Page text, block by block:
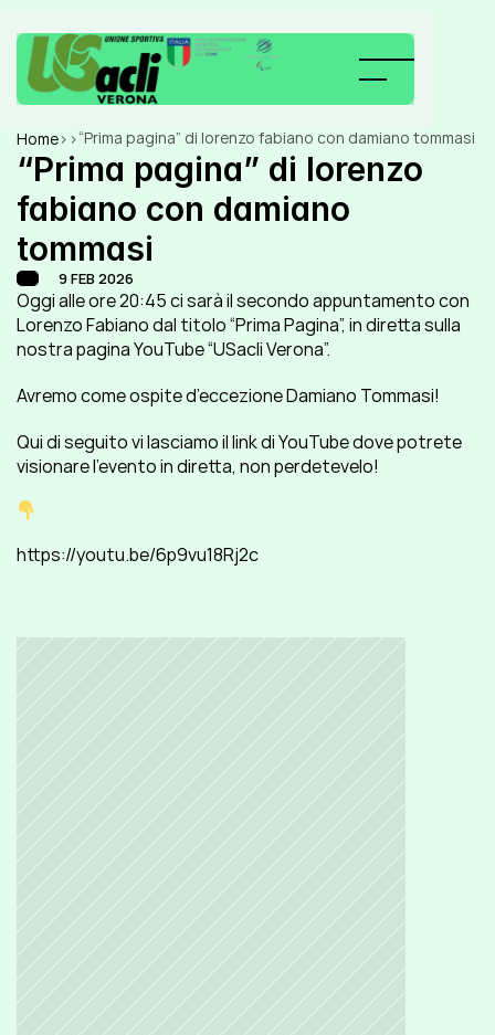
Home> >“Prima pagina” di lorenzo fabiano con damiano tommasi
“Prima pagina” di lorenzo
fabiano con damiano
tommasi
9 FEB 2026
Oggi alle ore 20:45 ci sarà il secondo appuntamento con
Lorenzo Fabiano dal titolo “Prima Pagina”, in diretta sulla
nostra pagina YouTube “USacli Verona”.
Avremo come ospite d’eccezione Damiano Tommasi!
Qui di seguito vi lasciamo il link di YouTube dove potrete
visionare l’evento in diretta, non perdetevelo!
https://youtu.be/6p9vu18Rj2c